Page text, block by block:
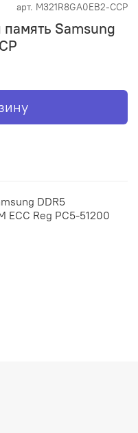
арт. M321R8GA0EB2-CCP
Samsung
DDR5
ECC Reg PC5-51200